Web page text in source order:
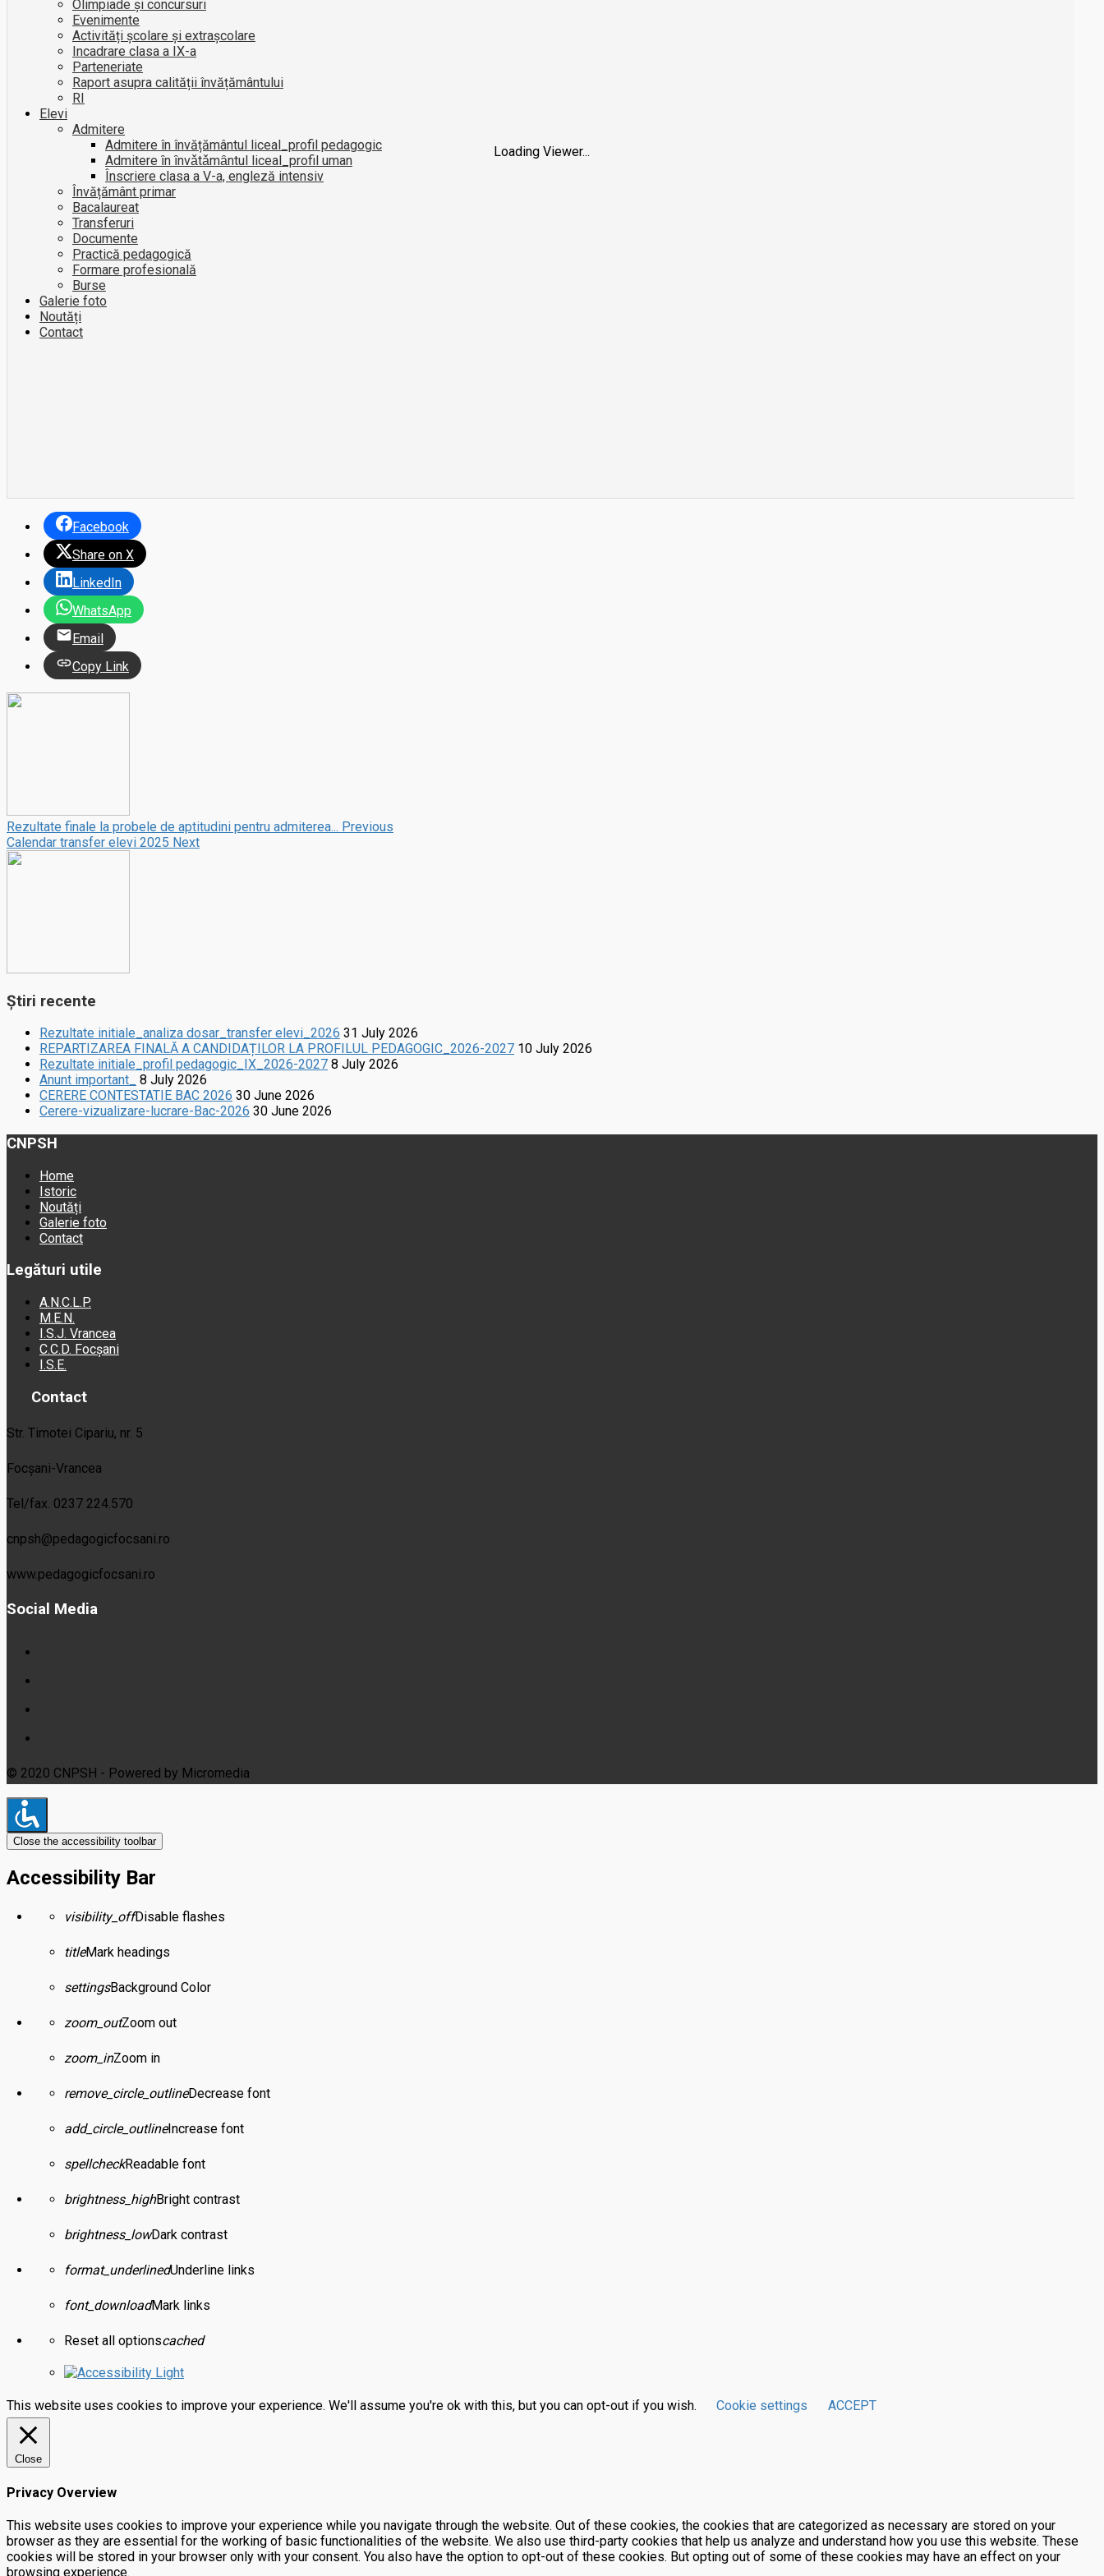
Olimpiade și concursuri
Evenimente
Activități școlare și extrașcolare
Incadrare clasa a IX-a
Parteneriate
Raport asupra calității învățământului
RI
Elevi
Admitere
Admitere în învățământul liceal_profil pedagogic
Admitere ȋn ȋnvǎtǎmȃntul liceal_profil uman
Înscriere clasa a V-a, engleză intensiv
Învățământ primar
Bacalaureat
Transferuri
Documente
Practică pedagogică
Formare profesională
Burse
Galerie foto
Noutăți
Contact
Loading Viewer...
Facebook
Share on X
LinkedIn
WhatsApp
Email
Copy Link
Rezultate finale la probele de aptitudini pentru admiterea... Previous
Calendar transfer elevi 2025 Next
Știri recente
Rezultate initiale_analiza dosar_transfer elevi_2026 31 July 2026
REPARTIZAREA FINALĂ A CANDIDAȚILOR LA PROFILUL PEDAGOGIC_2026-2027 10 July 2026
Rezultate initiale_profil pedagogic_IX_2026-2027 8 July 2026
Anunt important_
8 July 2026
CERERE CONTESTATIE BAC 2026 30 June 2026
Cerere-vizualizare-lucrare-Bac-2026 30 June 2026
CNPSH
Home
Istoric
Noutăți
Galerie foto
Contact
Legături utile
A.N.C.L.P.
M.E.N.
I.S.J. Vrancea
C.C.D. Focșani
I.S.E.
Contact
Str. Timotei Cipariu, nr. 5
Focșani-Vrancea
Tel/fax. 0237 224.570
cnpsh@pedagogicfocsani.ro
www.pedagogicfocsani.ro
Social Media
© 2020 CNPSH - Powered by Micromedia
Close the accessibility toolbar
Accessibility Bar
visibility_offDisable flashes
titleMark headings
settingsBackground Color
zoom_outZoom out
zoom_inZoom in
remove_circle_outlineDecrease font
add_circle_outlineIncrease font
spellcheckReadable font
brightness_highBright contrast
brightness_lowDark contrast
format_underlinedUnderline links
font_downloadMark links
Reset all optionscached
This website uses cookies to improve your experience. We'll assume you're ok with this, but you can opt-out if you wish. Cookie settings ACCEPT
Close
Privacy Overview
This website uses cookies to improve your experience while you navigate through the website. Out of these cookies, the cookies that are categorized as necessary are stored on your
browser as they are essential for the working of basic functionalities of the website. We also use third-party cookies that help us analyze and understand how you use this website. These
cookies will be stored in your browser only with your consent. You also have the option to opt-out of these cookies. But opting out of some of these cookies may have an effect on your
browsing experience.